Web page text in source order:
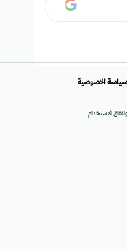
الاستخدام
سياسة الخصوصية